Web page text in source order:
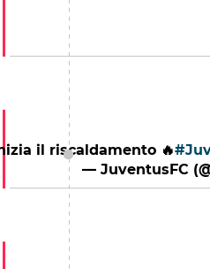
il riscaldamento 🔥
— JuventusFC